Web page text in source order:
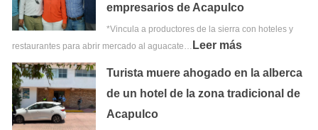
empresarios de Acapulco
*Vincula a productores de la sierra con hoteles y
restaurantes para abrir mercado al aguacate… Leer más
Turista muere ahogado en la alberca
de un hotel de la zona tradicional de
Acapulco